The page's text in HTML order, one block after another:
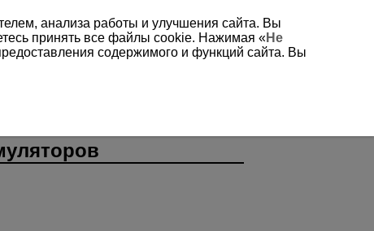
анализа работы и улучшения сайта. Вы
принять все файлы cookie. Нажимая «Не
содержимого и функций сайта. Вы